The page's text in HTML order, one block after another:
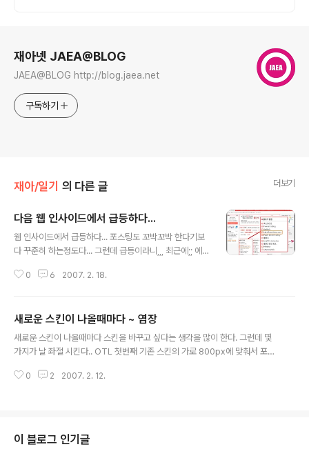
재아넷 JAEA@BLOG
JAEA@BLOG http://blog.jaea.net
구독하기
재아/일기 의 다른 글 더보기
다음 웹 인사이드에서 급등하다...
웹 인사이드에서 급등하다... 포스팅도 꼬박꼬박 한다기보
다 꾸준히 하는정도다... 그런데 급등이라니,,, 최근에;; 에서
나... 나의 글과 접속은 대부분이 에서 접속을 한다.. 티스토
르겠다.~ 참고로... 일 평균 블로그에 접속 통계는 150명
상하다... 다른 1000명 이상의 유명 블로그와는 다르다...
여러분도 한번 달아 보세요 다음넷 아이디만 있으면 누구
0 6 2007. 2. 18.
새로운 스킨이 나올때마다 ~ 염장
새로운 스킨이 나올때마다 스킨을 바꾸고 싶다는 생각을 많이 한다. 그런데 몇
가지가 날 좌절 시킨다.. OTL 첫번째 기존 스킨의 가로 800px에 맞춰서 포스
다. 다 고칠수도 없고... 두번째 구글 광고 적절하게 잘 배열했는데, 또 배열해야
든 쫍아지든 500을 기준으로 작업 해야겠다.. 이미지를 올릴때도 500px 글을
쓸때도 500px에 맞춰서~!
0 2 2007. 2. 12.
이 블로그 인기글